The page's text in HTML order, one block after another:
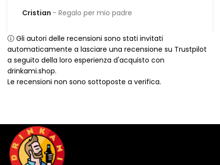
Cristian
Regalo per mio padre
ⓘ Gli autori delle recensioni sono stati invitati
automaticamente a lasciare una recensione su Trustpilot
a seguito della loro esperienza d'acquisto con
drinkami.shop.
Le recensioni non sono sottoposte a verifica.